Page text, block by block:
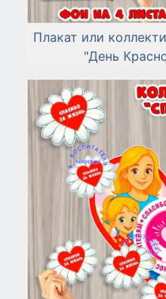
Плакат или
"День